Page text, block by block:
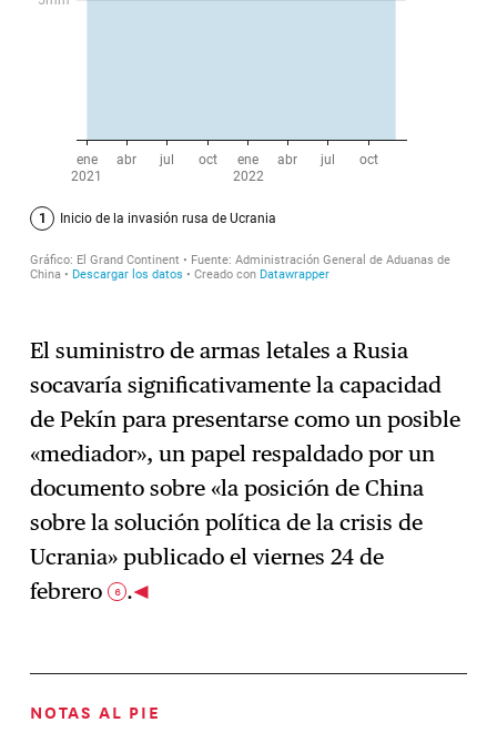
El suministro de armas letales a Rusia
socavaría significativamente la capacidad
de Pekín para presentarse como un posible
«mediador», un papel respaldado por un
documento sobre «la posición de China
sobre la solución política de la crisis de
Ucrania» publicado el viernes 24 de
febrero 6 .
NOTAS AL PIE